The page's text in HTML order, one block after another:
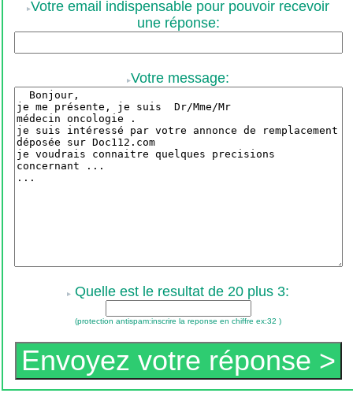
Votre email indispensable pour pouvoir recevoir
une réponse:
Votre message:
Quelle est le resultat de 20 plus 3:
(protection antispam:inscrire la reponse en chiffre ex:32 )